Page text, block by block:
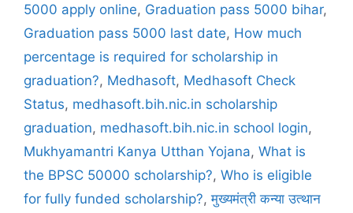
5000 apply online, Graduation pass 5000 bihar,
Graduation pass 5000 last date, How much
percentage is required for scholarship in
graduation?, Medhasoft, Medhasoft Check
Status, medhasoft.bih.nic.in scholarship
graduation, medhasoft.bih.nic.in school login,
Mukhyamantri Kanya Utthan Yojana, What is
the BPSC 50000 scholarship?, Who is eligible
for fully funded scholarship?,मुख्यमंत्री कन्या उत्थान